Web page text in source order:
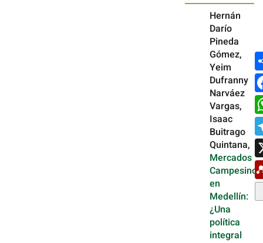
Hernán
Darío
Pineda
Gómez,
Yeim
Dufranny
Narváez
Vargas,
Isaac
Buitrago
Quintana,
Mercados
Campesinos
en
Medellín:
¿Una
política
integral